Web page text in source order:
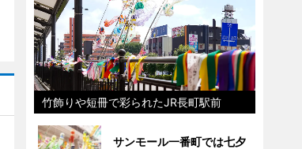
竹飾りや短冊で彩られたJR長町駅前
サンモール一番町では七夕